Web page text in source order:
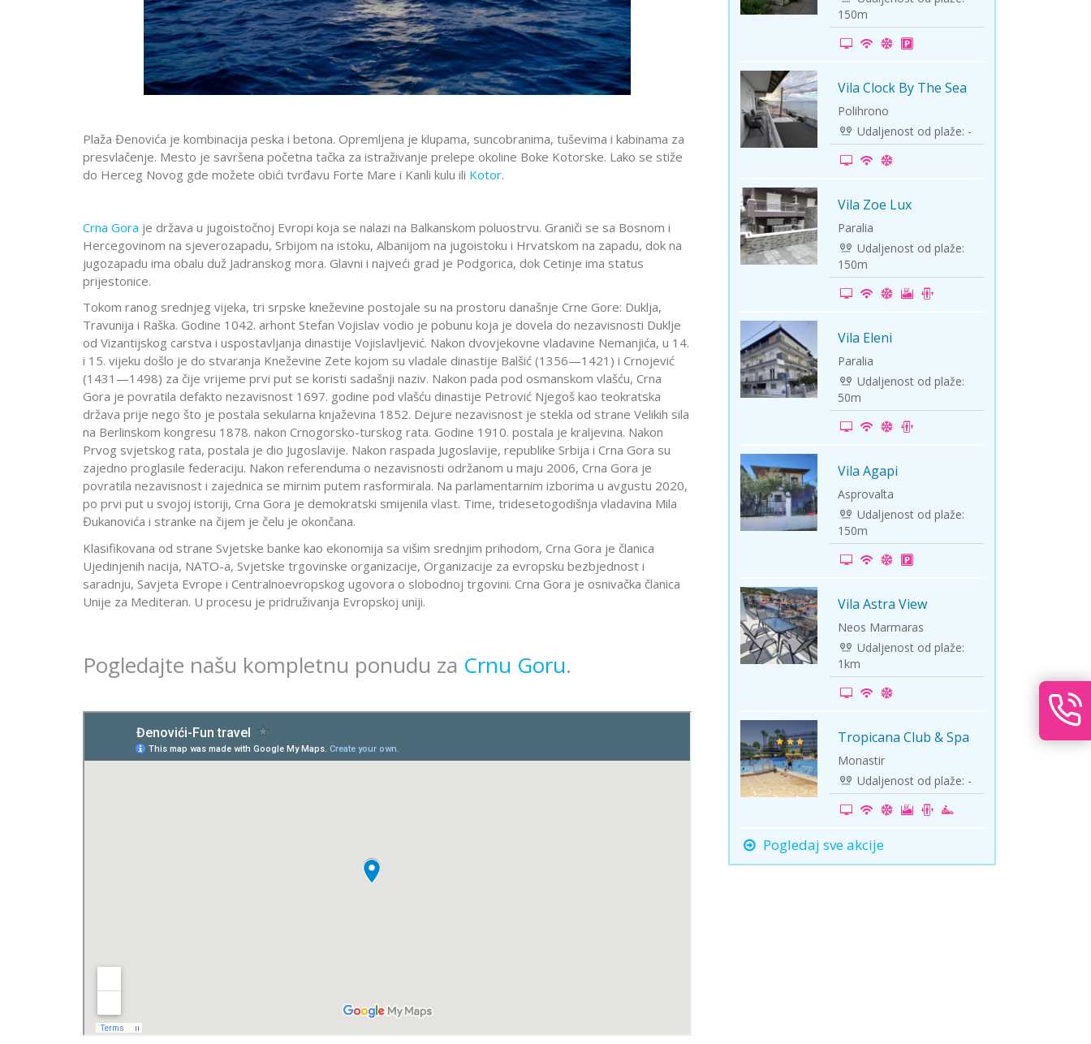
Plaža Đenovića je kombinacija peska i betona. Opremljena je klupama, suncobranima, tuševima i kabinama za
presvlačenje. Mesto je savršena početna tačka za istraživanje prelepe okoline Boke Kotorske. Lako se stiže
do Herceg Novog gde možete obići tvrđavu Forte Mare i Kanli kulu ili Kotor.
Crna Gora je država u jugoistočnoj Evropi koja se nalazi na Balkanskom poluostrvu. Graniči se sa Bosnom i
Hercegovinom na sjeverozapadu, Srbijom na istoku, Albanijom na jugoistoku i Hrvatskom na zapadu, dok na
jugozapadu ima obalu duž Jadranskog mora. Glavni i najveći grad je Podgorica, dok Cetinje ima status
prijestonice.
Tokom ranog srednjeg vijeka, tri srpske kneževine postojale su na prostoru današnje Crne Gore: Duklja,
Travunija i Raška. Godine 1042. arhont Stefan Vojislav vodio je pobunu koja je dovela do nezavisnosti Duklje
od Vizantijskog carstva i uspostavljanja dinastije Vojislavljević. Nakon dvovjekovne vladavine Nemanjića, u 14.
i 15. vijeku došlo je do stvaranja Kneževine Zete kojom su vladale dinastije Balšić (1356—1421) i Crnojević
(1431—1498) za čije vrijeme prvi put se koristi sadašnji naziv. Nakon pada pod osmanskom vlašću, Crna
Gora je povratila defakto nezavisnost 1697. godine pod vlašću dinastije Petrović Njegoš kao teokratska
država prije nego što je postala sekularna knjaževina 1852. Dejure nezavisnost je stekla od strane Velikih sila
na Berlinskom kongresu 1878. nakon Crnogorsko-turskog rata. Godine 1910. postala je kraljevina. Nakon
Prvog svjetskog rata, postala je dio Jugoslavije. Nakon raspada Jugoslavije, republike Srbija i Crna Gora su
zajedno proglasile federaciju. Nakon referenduma o nezavisnosti održanom u maju 2006, Crna Gora je
povratila nezavisnost i zajednica se mirnim putem rasformirala. Na parlamentarnim izborima u avgustu 2020,
po prvi put u svojoj istoriji, Crna Gora je demokratski smijenila vlast. Time, tridesetogodišnja vladavina Mila
Đukanovića i stranke na čijem je čelu je okončana.
Klasifikovana od strane Svjetske banke kao ekonomija sa višim srednjim prihodom, Crna Gora je članica
Ujedinjenih nacija, NATO-a, Svjetske trgovinske organizacije, Organizacije za evropsku bezbjednost i
saradnju, Savjeta Evrope i Centralnoevropskog ugovora o slobodnoj trgovini. Crna Gora je osnivačka članica
Unije za Mediteran. U procesu je pridruživanja Evropskoj uniji.
Pogledajte našu kompletnu ponudu za Crnu Goru.
150m
-10% Vila Clock By The Sea
Polihrono
Udaljenost od plaže: -
-5% Vila Zoe Lux
Paralia
Udaljenost od plaže:
150m
-5% Vila Eleni
Paralia
Udaljenost od plaže:
50m
-15% Vila Agapi
Asprovalta
Udaljenost od plaže:
150m
-5% Vila Astra View
Neos Marmaras
Udaljenost od plaže:
1km
-25% Tropicana Club & Spa
Monastir
Udaljenost od plaže: -
Pogledaj sve akcije